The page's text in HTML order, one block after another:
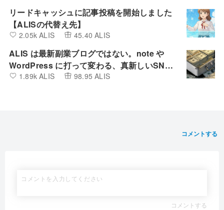
リードキャッシュに記事投稿を開始しました
【ALISの代替え先】
2.05k ALIS 45.40 ALIS
ALIS は最新副業ブログではない。note や
WordPress に打って変わる、真新しいSNS
とBlogの融合したプラットフォーム
1.89k ALIS 98.95 ALIS
コメントする
コメントする